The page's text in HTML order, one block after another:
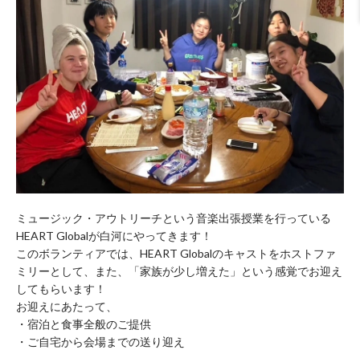
ミュージック・アウトリーチという音楽出張授業を行っている
HEART Globalが白河にやってきます！
このボランティアでは、HEART Globalのキャストをホストファ
ミリーとして、また、「家族が少し増えた」という感覚でお迎え
してもらいます！
お迎えにあたって、
・宿泊と食事全般のご提供
・ご自宅から会場までの送り迎え